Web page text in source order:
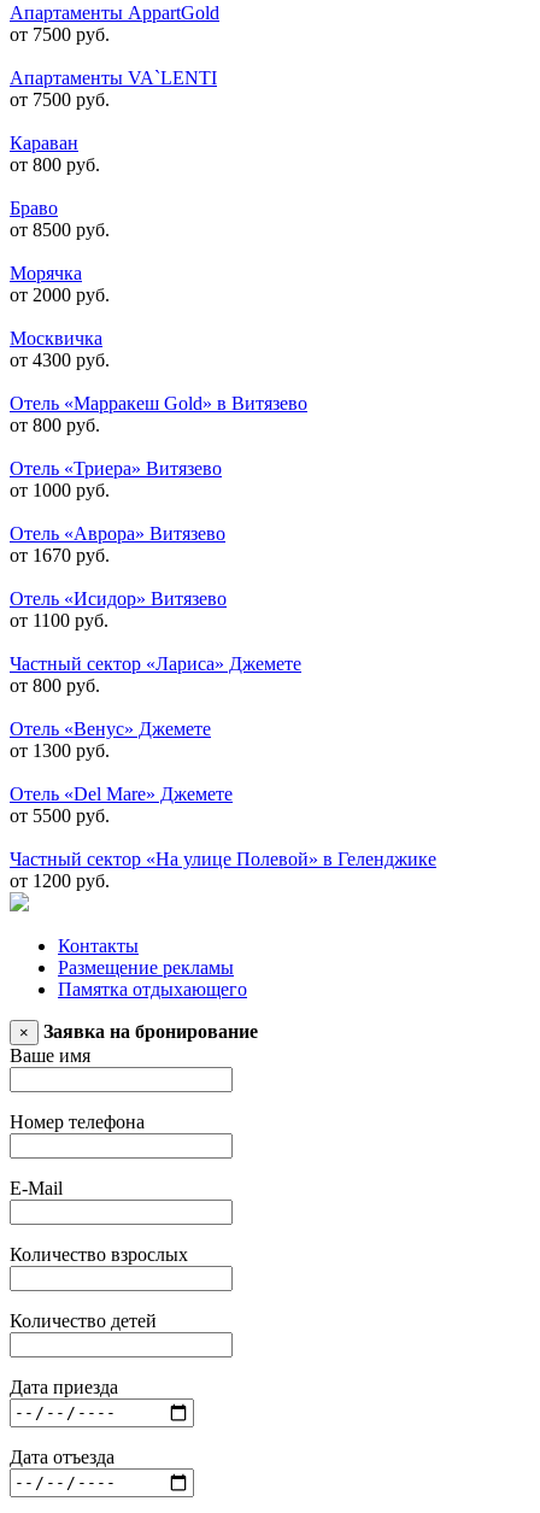
Апартаменты AppartGold
от 7500 руб.
Апартаменты VA`LENTI
от 7500 руб.
Караван
от 800 руб.
Браво
от 8500 руб.
Морячка
от 2000 руб.
Москвичка
от 4300 руб.
Отель «Марракеш Gold» в Витязево
от 800 руб.
Отель «Триера» Витязево
от 1000 руб.
Отель «Аврора» Витязево
от 1670 руб.
Отель «Исидор» Витязево
от 1100 руб.
Частный сектор «Лариса» Джемете
от 800 руб.
Отель «Венус» Джемете
от 1300 руб.
Отель «Del Mare» Джемете
от 5500 руб.
Частный сектор «На улице Полевой» в Геленджике
от 1200 руб.
Контакты
Размещение рекламы
Памятка отдыхающего
×
Заявка на бронирование
Ваше имя
Номер телефона
E-Mail
Количество взрослых
Количество детей
Дата приезда
Дата отъезда